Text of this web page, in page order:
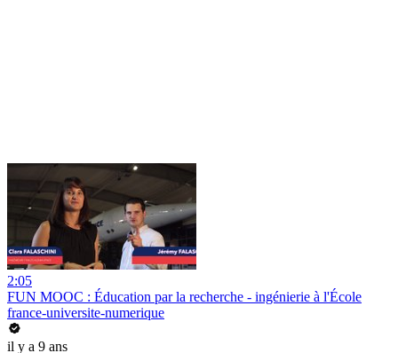
2:05
FUN MOOC : Éducation par la recherche - ingénierie à l'École
france-universite-numerique
il y a 9 ans